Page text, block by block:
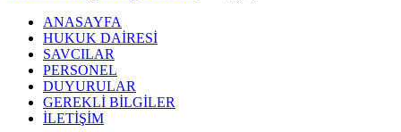
ANASAYFA
HUKUK DAİRESİ
SAVCILAR
PERSONEL
DUYURULAR
GEREKLİ BİLGİLER
İLETİŞİM